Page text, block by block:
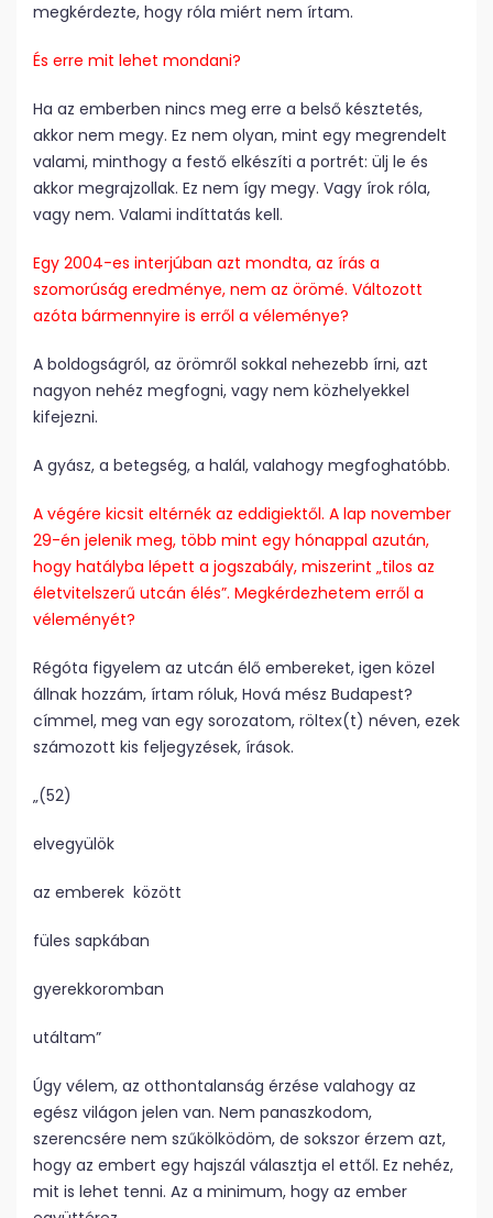
megkérdezte, hogy róla miért nem írtam.
És erre mit lehet mondani?
Ha az emberben nincs meg erre a belső késztetés,
akkor nem megy. Ez nem olyan, mint egy megrendelt
valami, minthogy a festő elkészíti a portrét: ülj le és
akkor megrajzollak. Ez nem így megy. Vagy írok róla,
vagy nem. Valami indíttatás kell.
Egy 2004-es interjúban azt mondta, az írás a
szomorúság eredménye, nem az örömé. Változott
azóta bármennyire is erről a véleménye?
A boldogságról, az örömről sokkal nehezebb írni, azt
nagyon nehéz megfogni, vagy nem közhelyekkel
kifejezni.
A gyász, a betegség, a halál, valahogy megfoghatóbb.
A végére kicsit eltérnék az eddigiektől. A lap november
29-én jelenik meg, több mint egy hónappal azután,
hogy hatályba lépett a jogszabály, miszerint „tilos az
életvitelszerű utcán élés”. Megkérdezhetem erről a
véleményét?
Régóta figyelem az utcán élő embereket, igen közel
állnak hozzám, írtam róluk, Hová mész Budapest?
címmel, meg van egy sorozatom, röltex(t) néven, ezek
számozott kis feljegyzések, írások.
„(52)
elvegyülök
az emberek között
füles sapkában
gyerekkoromban
utáltam”
Úgy vélem, az otthontalanság érzése valahogy az
egész világon jelen van. Nem panaszkodom,
szerencsére nem szűkölködöm, de sokszor érzem azt,
hogy az embert egy hajszál választja el ettől. Ez nehéz,
mit is lehet tenni. Az a minimum, hogy az ember